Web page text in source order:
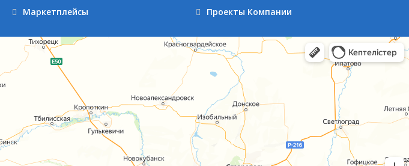
Маркетплейсы
Проекты Компании